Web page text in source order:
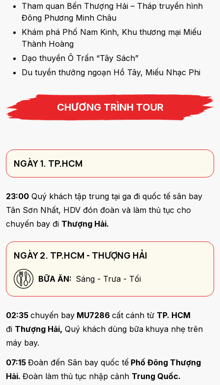
Tham quan Bến Thượng Hải – Tháp truyền hình
Đông Phương Minh Châu
Khám phá Phố Nam Kinh, Khu thương mại Miếu
Thành Hoàng
Dạo thuyền Ô Trấn “Tây Sách”
Du tuyền thưởng ngoạn Hồ Tây, Miếu Nhạc Phi
CHƯƠNG TRÌNH TOUR
NGÀY 1. TP.HCM
23:00 Quý khách tập trung tại ga đi quốc tế sân bay
Tân Sơn Nhất, HDV đón đoàn và làm thủ tục cho
chuyến bay đi Thượng Hải.
NGÀY 2. TP.HCM - THƯỢNG HẢI
BỮA ĂN: Sáng - Trưa - Tối
02:35 chuyến bay MU7286 cất cánh từ TP. HCM
đi Thượng Hải, Quý khách dùng bữa khuya nhẹ trên
máy bay.
07:15 Đoàn đến Sân bay quốc tế Phố Đông Thượng
Hải. Đoàn làm thủ tục nhập cảnh Trung Quốc.